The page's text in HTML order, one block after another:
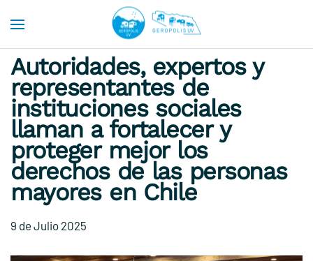
Skip to main content
Autoridades, expertos y
representantes de
instituciones sociales
llaman a fortalecer y
proteger mejor los
derechos de las personas
mayores en Chile
9 de Julio 2025